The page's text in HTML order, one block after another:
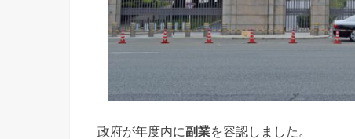
政府が年度内に副業を容認しました。